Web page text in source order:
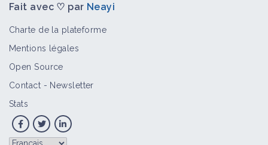
Fait avec ♡ par Neayi
Charte de la plateforme
Mentions légales
Open Source
Contact - Newsletter
Stats